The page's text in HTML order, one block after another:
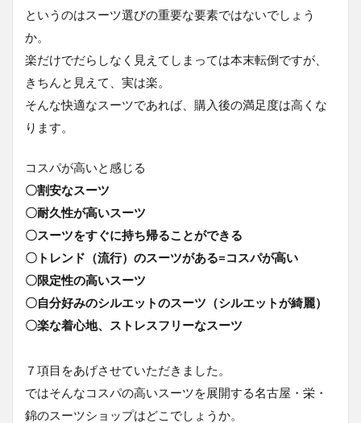
というのはスーツ選びの重要な要素ではないでしょう
か。
楽だけでだらしなく見えてしまっては本末転倒ですが、
きちんと見えて、実は楽。
そんな快適なスーツであれば、購入後の満足度は高くな
ります。
コスパが高いと感じる
〇割安なスーツ
〇耐久性が高いスーツ
〇スーツをすぐに持ち帰ることができる
〇トレンド（流行）のスーツがある=コスパが高い
〇限定性の高いスーツ
〇自分好みのシルエットのスーツ（シルエットが綺麗）
〇楽な着心地、ストレスフリーなスーツ
７項目をあげさせていただきました。
ではそんなコスパの高いスーツを展開する名古屋・栄・
錦のスーツショップはどこでしょうか。